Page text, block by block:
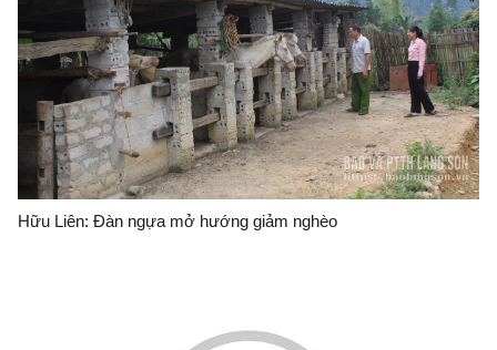
Hữu Liên: Đàn ngựa mở hướng giảm nghèo